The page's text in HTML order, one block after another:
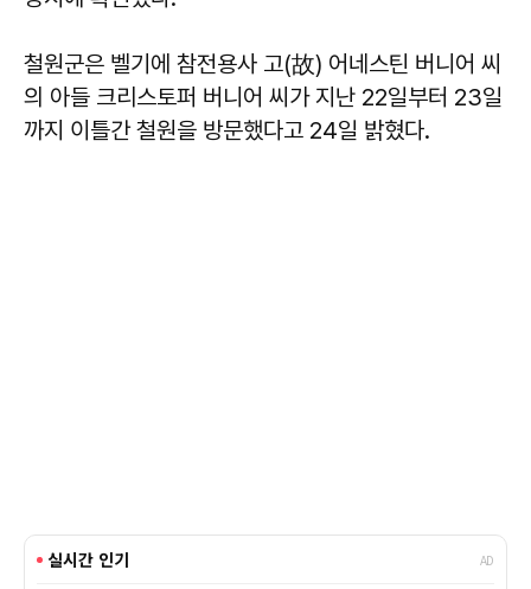
철원군은 벨기에 참전용사 고(故) 어네스틴 버니어 씨
의 아들 크리스토퍼 버니어 씨가 지난 22일부터 23일
까지 이틀간 철원을 방문했다고 24일 밝혔다.